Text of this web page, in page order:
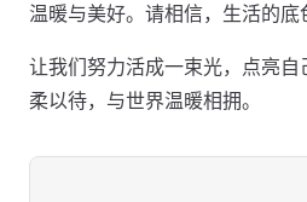
温暖与美好。请相信，生活的底
让我们努力活成一束光，点亮
柔以待，与世界温暖相拥。